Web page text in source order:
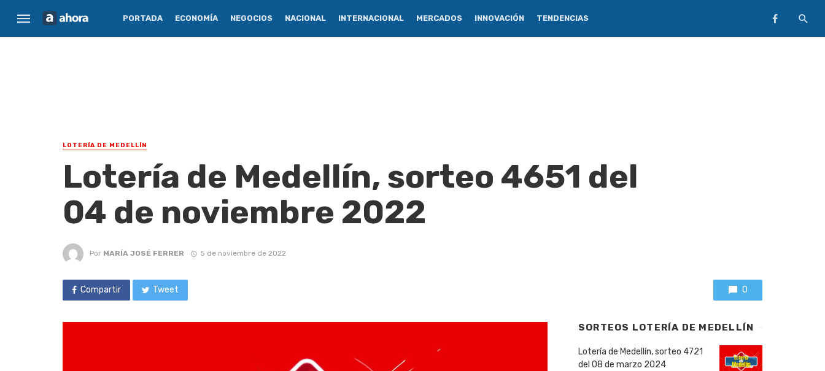
PORTADA ECONOMÍA NEGOCIOS NACIONAL INTERNACIONAL MERCADOS INNOVACIÓN TENDENCIAS
LOTERÍA DE MEDELLÍN
Lotería de Medellín, sorteo 4651 del
04 de noviembre 2022
Por MARÍA JOSÉ FERRER 5 de noviembre de 2022
Compartir Tweet 0
SORTEOS LOTERÍA DE MEDELLÍN
Lotería de Medellín, sorteo 4721
del 08 de marzo 2024